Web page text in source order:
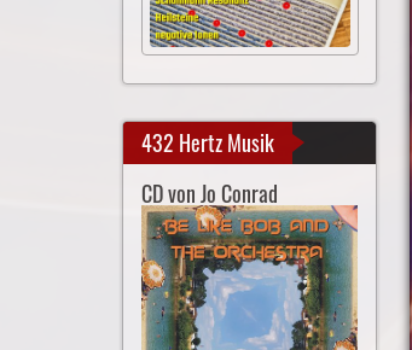
432 Hertz Musik
CD von Jo Conrad